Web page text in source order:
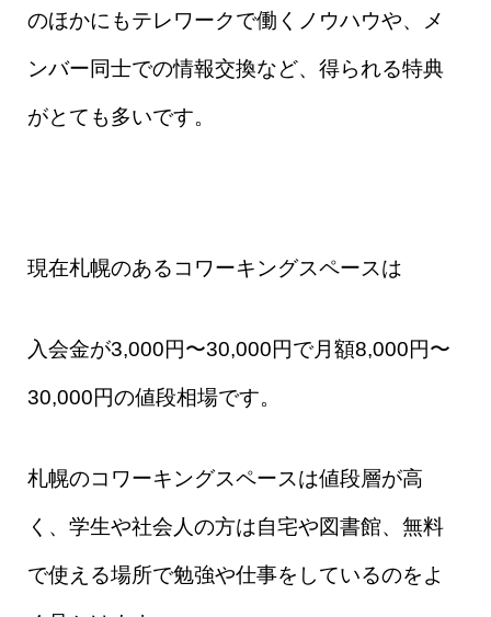
のほかにもテレワークで働くノウハウや、メ
ンバー同士での情報交換など、得られる特典
がとても多いです。
現在札幌のあるコワーキングスペースは
入会金が3,000円〜30,000円で月額8,000円〜
30,000円の値段相場です。
札幌のコワーキングスペースは値段層が高
く、学生や社会人の方は自宅や図書館、無料
で使える場所で勉強や仕事をしているのをよ